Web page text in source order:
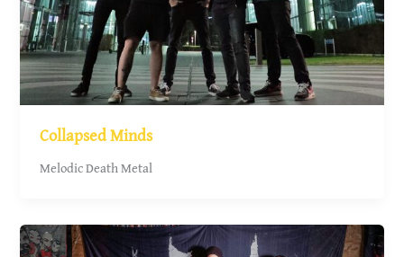
Collapsed Minds
Melodic Death Metal